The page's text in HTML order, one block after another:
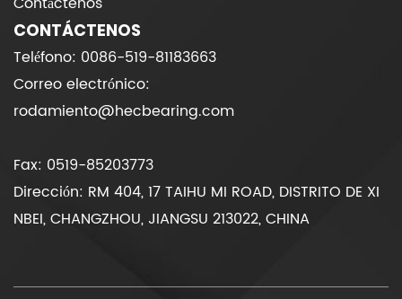
CONTÁCTENOS
Teléfono: 0086-519-81183663
Correo electrónico:
rodamiento@hecbearing.com
Fax: 0519-85203773
Dirección: RM 404, 17 TAIHU MI ROAD, DISTRITO DE XI
NBEI, CHANGZHOU, JIANGSU 213022, CHINA